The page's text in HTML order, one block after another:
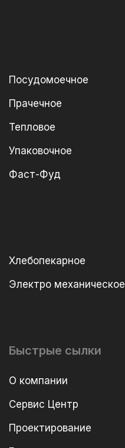
Посудомоечное
Прачечное
Тепловое
Упаковочное
Фаст-Фуд
Хлебопекарное
Электро механическое
Быстрые сылки
О компании
Сервис Центр
Проектирование